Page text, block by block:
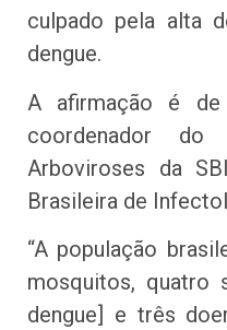
culpado pela alta
dengue.
A afirmação é de
coordenador
Arboviroses da
Brasileira de
“A população
mosquitos, quatro
dengue] e três